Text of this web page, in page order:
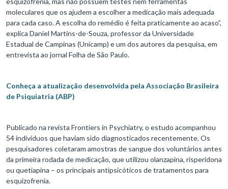
moleculares que os ajudem a escolher a medicação mais adequada
para cada caso. A escolha do remédio é feita praticamente ao acaso”,
explica Daniel Martins-de-Souza, professor da Universidade
Estadual de Campinas (Unicamp) e um dos autores da pesquisa, em
entrevista ao jornal Folha de São Paulo.
Conheça a atualização desenvolvida pela Associação Brasileira
de Psiquiatria (ABP)
Publicado na revista Frontiers in Psychiatry, o estudo acompanhou
54 indivíduos que haviam sido diagnosticados recentemente. Os
pesquisadores coletaram amostras de sangue dos voluntários antes
da primeira rodada de medicação, que utilizou olanzapina, risperidona
ou quetiapina – os principais antipsicóticos de tratamentos para
esquizofrenia.